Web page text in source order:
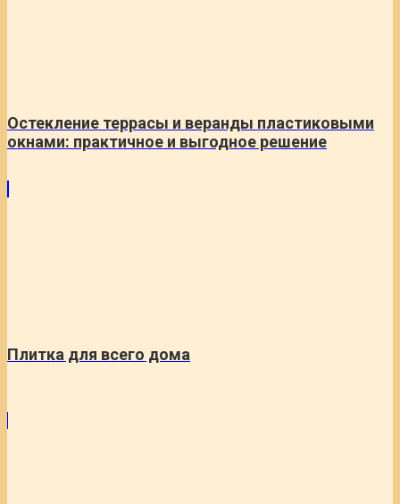
Остекление террасы и веранды пластиковыми
окнами: практичное и выгодное решение
Плитка для всего дома